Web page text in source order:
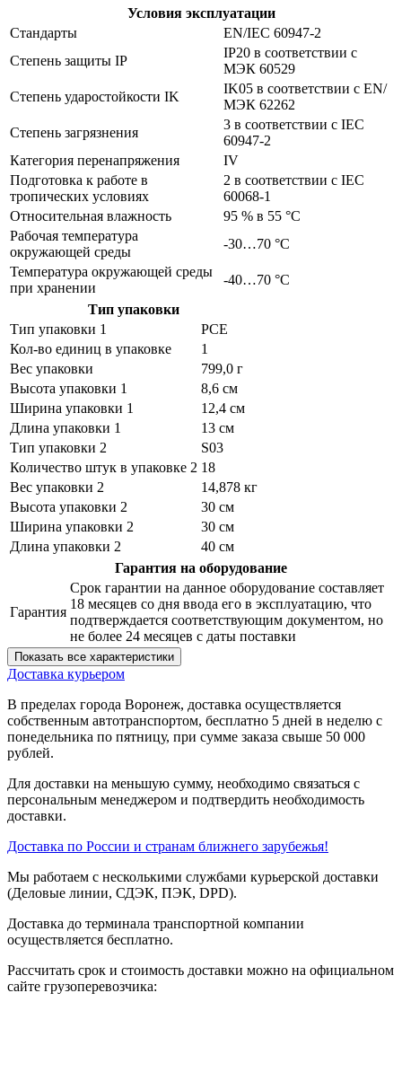
Условия эксплуатации
Стандарты
EN/IEC 60947-2
Степень защиты IP
IP20 в соответствии с
МЭК 60529
Степень ударостойкости IK
IK05 в соответствии с EN/
МЭК 62262
Степень загрязнения
3 в соответствии с IEC
60947-2
Категория перенапряжения
IV
Подготовка к работе в
тропических условиях
2 в соответствии с IEC
60068-1
Относительная влажность
95 % в 55 °C
Рабочая температура
окружающей среды
-30…70 °C
Температура окружающей среды
при хранении
-40…70 °C
Тип упаковки
Тип упаковки 1
PCE
Кол-во единиц в упаковке
1
Вес упаковки
799,0 г
Высота упаковки 1
8,6 см
Ширина упаковки 1
12,4 см
Длина упаковки 1
13 см
Тип упаковки 2
S03
Количество штук в упаковке 2 18
Вес упаковки 2
14,878 кг
Высота упаковки 2
30 см
Ширина упаковки 2
30 см
Длина упаковки 2
40 см
Гарантия на оборудование
Гарантия
Срок гарантии на данное оборудование составляет
18 месяцев со дня ввода его в эксплуатацию, что
подтверждается соответствующим документом, но
не более 24 месяцев с даты поставки
Показать все характеристики
Доставка курьером
В пределах города Воронеж, доставка осуществляется
собственным автотранспортом, бесплатно 5 дней в неделю с
понедельника по пятницу, при сумме заказа свыше 50 000
рублей.
Для доставки на меньшую сумму, необходимо связаться с
персональным менеджером и подтвердить необходимость
доставки.
Доставка по России и странам ближнего зарубежья!
Мы работаем с несколькими службами курьерской доставки
(Деловые линии, СДЭК, ПЭК, DPD).
Доставка до терминала транспортной компании
осуществляется бесплатно.
Рассчитать срок и стоимость доставки можно на официальном
сайте грузоперевозчика: